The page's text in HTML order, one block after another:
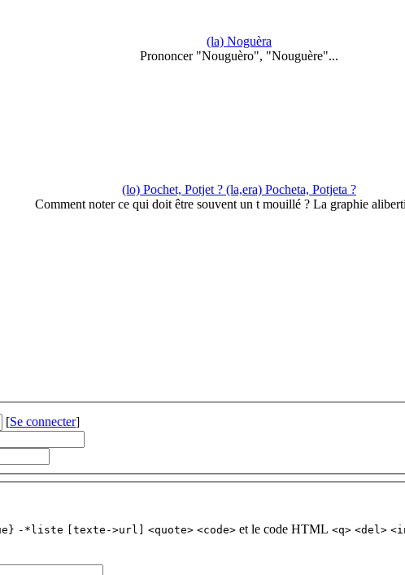
(la) Noguèra
Prononcer "Nouguèro", "Nouguère"...
(lo) Pochet, Potjet ? (la,era) Pocheta, Potjeta ?
Comment noter ce qui doit être souvent un t mouillé ? La graphie
[Se connecter]
-*liste [texte->url] <quote> <code> et le code HTML <q> <del>